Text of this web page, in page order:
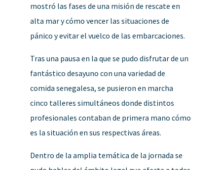
mostró las fases de una misión de rescate en
alta mar y cómo vencer las situaciones de
pánico y evitar el vuelco de las embarcaciones.
Tras una pausa en la que se pudo disfrutar de un
fantástico desayuno con una variedad de
comida senegalesa, se pusieron en marcha
cinco talleres simultáneos donde distintos
profesionales contaban de primera mano cómo
es la situación en sus respectivas áreas.
Dentro de la amplia temática de la jornada se